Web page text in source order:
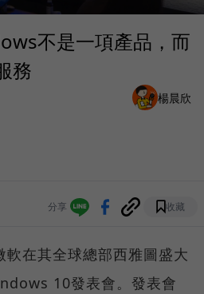
不是一項產品，而
務
楊晨欣
分享 收藏
在其全球總部西雅圖盛大
10發表會。發表會